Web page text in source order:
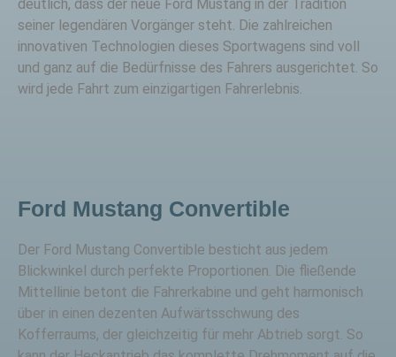
deutlich, dass der neue Ford Mustang in der Tradition
seiner legendären Vorgänger steht. Die zahlreichen
innovativen Technologien dieses Sportwagens sind voll
und ganz auf die Bedürfnisse des Fahrers ausgerichtet. So
wird jede Fahrt zum einzigartigen Fahrerlebnis.
Ford Mustang Convertible
Der Ford Mustang Convertible besticht aus jedem
Blickwinkel durch perfekte Proportionen. Die fließende
Mittellinie betont die Fahrerkabine und geht harmonisch
über in einen dezenten Aufwärtsschwung des
Kofferraums, der gleichzeitig für mehr Abtrieb sorgt. So